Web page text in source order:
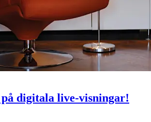
digitala live-visningar!